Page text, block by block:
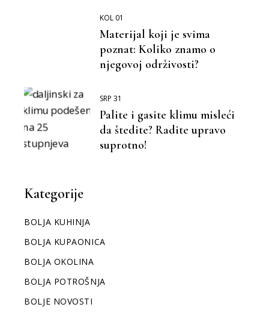
KOL 01
Materijal koji je svima
poznat: Koliko znamo o
njegovoj održivosti?
SRP 31
Palite i gasite klimu misleći
da štedite? Radite upravo
suprotno!
Kategorije
BOLJA KUHINJA
BOLJA KUPAONICA
BOLJA OKOLINA
BOLJA POTROŠNJA
BOLJE NOVOSTI